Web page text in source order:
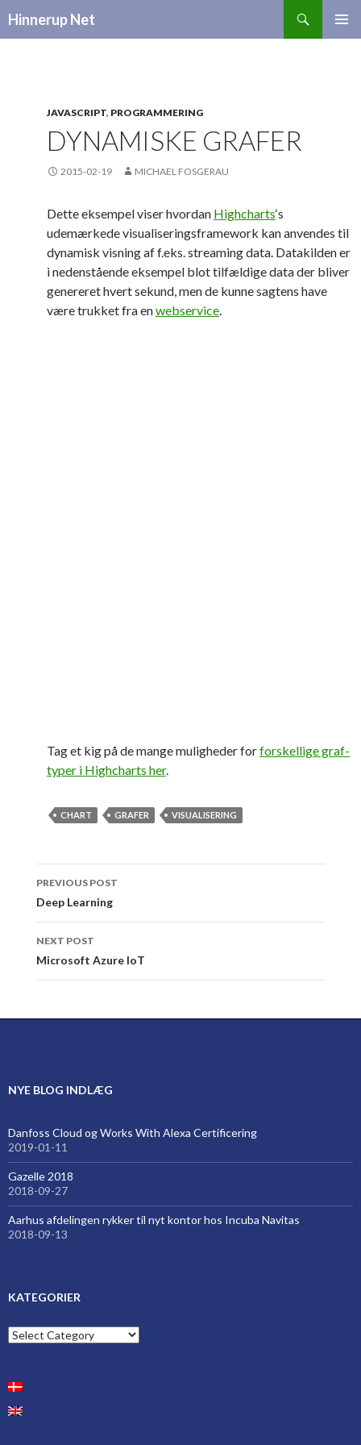
Hinnerup Net
JAVASCRIPT, PROGRAMMERING
DYNAMISKE GRAFER
2015-02-19 MICHAEL FOSGERAU
Dette eksempel viser hvordan Highcharts‘s
udemærkede visualiseringsframework kan anvendes til
dynamisk visning af f.eks. streaming data. Datakilden er
i nedenstående eksempel blot tilfældige data der bliver
genereret hvert sekund, men de kunne sagtens have
være trukket fra enwebservice.
Tag et kig på de mange muligheder forforskellige graf-
typer i Highcharts her.
CHART GRAFER VISUALISERING
Post
navigation
PREVIOUS POST
Deep Learning
NEXT POST
Microsoft Azure IoT
NYE BLOG INDLÆG
Danfoss Cloud og Works With Alexa Certificering
2019-01-11
Gazelle 2018
2018-09-27
Aarhus afdelingen rykker til nyt kontor hos Incuba Navitas
2018-09-13
KATEGORIER
Kategorier